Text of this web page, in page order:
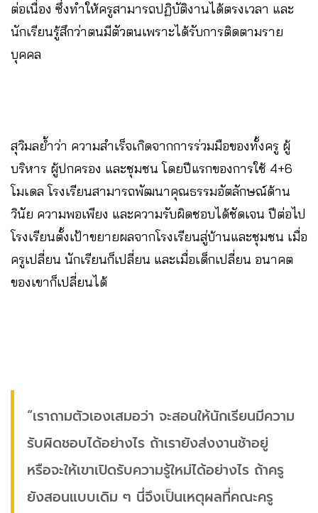
ต่อเนื่อง ซึ่งทำให้ครูสามารถปฏิบัติงานได้ตรงเวลา และ
นักเรียนรู้สึกว่าตนมีตัวตนเพราะได้รับการติดตามราย
บุคคล
สุวิมลย้ำว่า ความสำเร็จเกิดจากการร่วมมือของทั้งครู ผู้
บริหาร ผู้ปกครอง และชุมชน โดยปีแรกของการใช้ 4+6
โมเดล โรงเรียนสามารถพัฒนาคุณธรรมอัตลักษณ์ด้าน
วินัย ความพอเพียง และความรับผิดชอบได้ชัดเจน ปีต่อไป
โรงเรียนตั้งเป้าขยายผลจากโรงเรียนสู่บ้านและชุมชน เมื่อ
ครูเปลี่ยน นักเรียนก็เปลี่ยน และเมื่อเด็กเปลี่ยน อนาคต
ของเขาก็เปลี่ยนได้
“เราถามตัวเองเสมอว่า จะสอนให้นักเรียนมีความ
รับผิดชอบได้อย่างไร ถ้าเรายังส่งงานช้าอยู่
หรือจะให้เขาเปิดรับความรู้ใหม่ได้อย่างไร ถ้าครู
ยังสอนแบบเดิม ๆ นี่จึงเป็นเหตุผลที่คณะครู